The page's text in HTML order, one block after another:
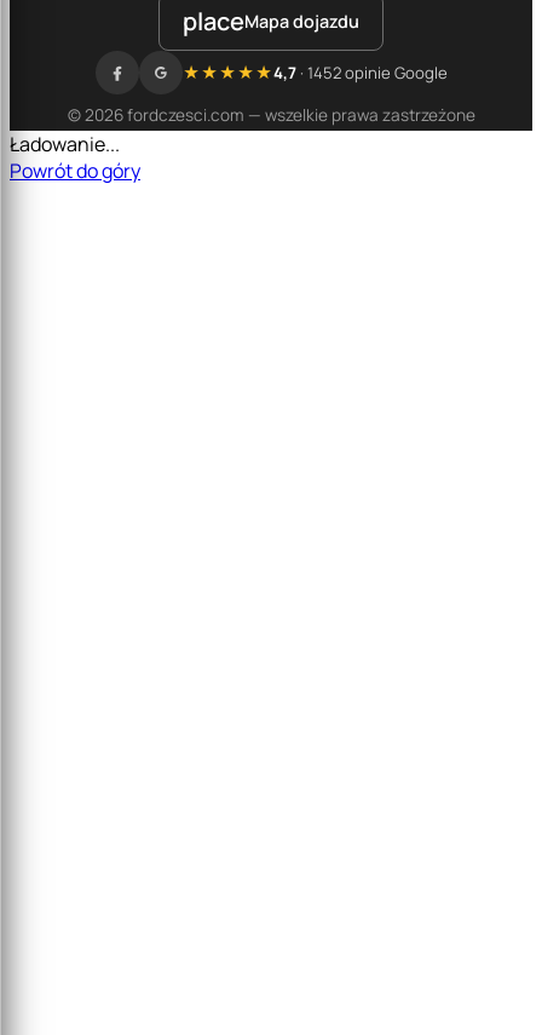
placeMapa dojazdu
© 2026 fordczesci.com — wszelkie prawa zastrzeżone
★★★★★4,7· 1452 opinie Google
Ładowanie...
Powrót do góry